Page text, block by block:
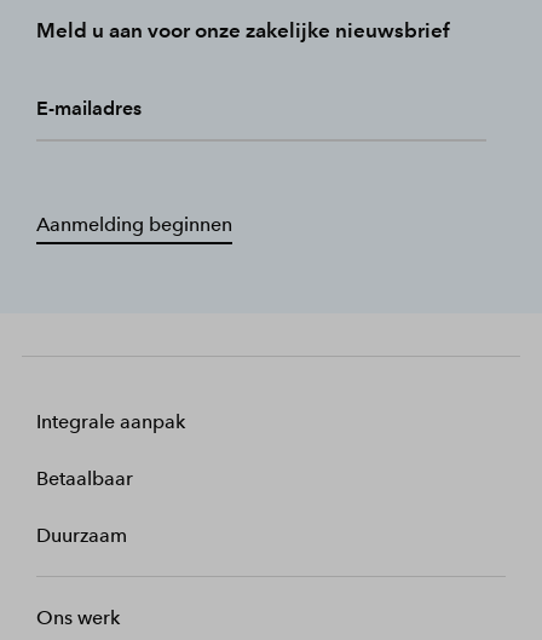
Meld u aan voor onze zakelijke nieuwsbrief
E-mailadres
Aanmelding beginnen
Integrale aanpak
Betaalbaar
Duurzaam
Ons werk